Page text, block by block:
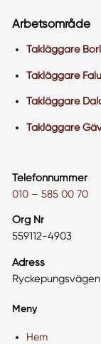
Arbetsområde
Takläggare
Takläggare
Takläggare
Takläggare
Telefonnummer
010 – 585 00 70
Org Nr
559112-4903
Adress
Ryckepungsvägen
Meny
Hem